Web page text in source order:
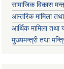
सामाजिक विकास
आन्तरिक मामिला
आर्थिक मामिला तथा
मुख्यमन्त्री तथा